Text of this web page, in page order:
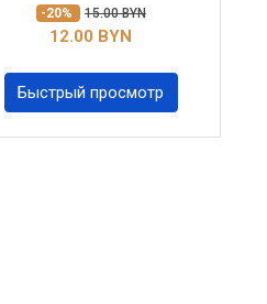
-20% 15.00 BYN
12.00 BYN
Быстрый просмотр